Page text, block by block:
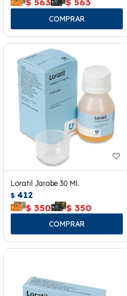
Loratil Jarabe 30 Ml.
$ 412
$ 350 $ 350